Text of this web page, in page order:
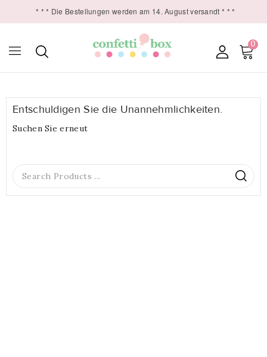
* * * Die Bestellungen werden am 14. August versandt * * *
0
Entschuldigen Sie die Unannehmlichkeiten.
Suchen Sie erneut